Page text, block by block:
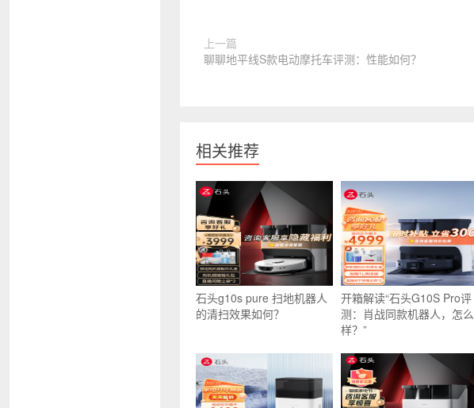
上一篇
聊聊地平线S款电动摩托车评测：性能如何？
相关推荐
石头g10s pure 扫地机器人
的清扫效果如何？
开箱解读“石头G10S Pro评
测：肖战同款机器人，怎么
样？”